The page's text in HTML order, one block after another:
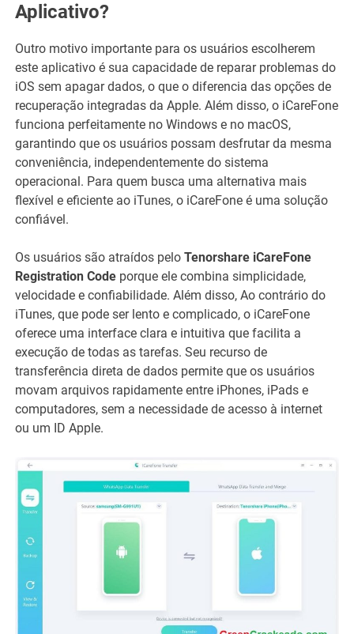
Aplicativo?
Outro motivo importante para os usuários escolherem
este aplicativo é sua capacidade de reparar problemas do
iOS sem apagar dados, o que o diferencia das opções de
recuperação integradas da Apple. Além disso, o iCareFone
funciona perfeitamente no Windows e no macOS,
garantindo que os usuários possam desfrutar da mesma
conveniência, independentemente do sistema
operacional. Para quem busca uma alternativa mais
flexível e eficiente ao iTunes, o iCareFone é uma solução
confiável.
Os usuários são atraídos peloTenorshare iCareFone
Registration Code porque ele combina simplicidade,
velocidade e confiabilidade. Além disso, Ao contrário do
iTunes, que pode ser lento e complicado, o iCareFone
oferece uma interface clara e intuitiva que facilita a
execução de todas as tarefas. Seu recurso de
transferência direta de dados permite que os usuários
movam arquivos rapidamente entre iPhones, iPads e
computadores, sem a necessidade de acesso à internet
ou um ID Apple.